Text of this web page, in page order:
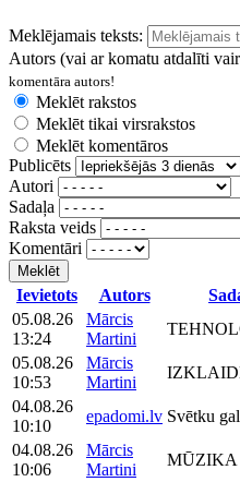
Meklējamais teksts:
Autors (vai ar komatu atdalīti
komentāra autors!
Meklēt rakstos
Meklēt tikai virsrakstos
Meklēt komentāros
Publicēts
Autori
Sadaļa
Raksta veids
Komentāri
Meklēt
Ievietots Autors
05.08.26
13:24
Mārcis
Martini
05.08.26
10:53
Mārcis
Martini
04.08.26
10:10
epadomi.lv Svētku
04.08.26
10:06
Mārcis
Martini
MŪZIKA